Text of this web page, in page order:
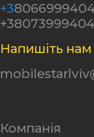
+3
Напишіть нам
Компанія